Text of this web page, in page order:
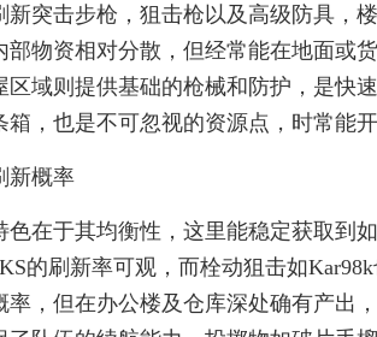
新突击步枪，狙击枪以及高级防具，
部物资相对分散，但经常能在地面或
区域则提供基础的枪械和防护，是快
，也是不可忽视的资源点，时常能开
新概率
色在于其均衡性，这里能稳定获取到
的刷新率可观，而栓动狙击如
率，但在办公楼及仓库深处确有产出